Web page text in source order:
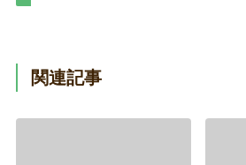
関連記事